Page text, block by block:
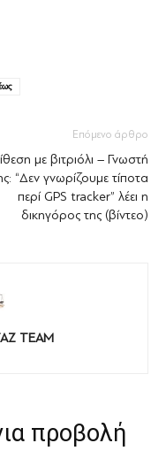
Επόμενο άρθρο
με βιτριόλι – Γνωστή
“Δεν γνωρίζουμε τίποτα
περί GPS tracker” λέει η
δικηγόρος της (βίντεο)
TEAM
προβολή